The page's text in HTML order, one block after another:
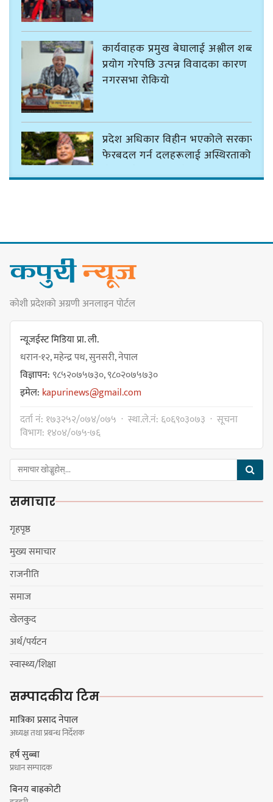
कार्यवाहक प्रमुख बेघालाई अश्लील शब्द
प्रयोग गरेपछि उत्पन्न विवादका कारण
नगरसभा रोकियो
प्रदेश अधिकार विहीन भएकोले सरकार
फेरबदल गर्न दलहरूलाई अस्थिरताको
कार्यसम्पादनमा पहिलो
धरान उपमहानगरपालिकाको नगरसभा
चुल्हो निभ्दा ब्युँझन सक्ने आक्रोश
चाम्लिङको चेतावनी
कोशी प्रदेशको अग्रणी अनलाइन पोर्टल
न्यूजईस्ट मिडिया प्रा. ली.
धरान-१२, महेन्द्र पथ, सुनसरी, नेपाल
विज्ञापन:९८५२०७५७३०, ९८०२०७५७३०
इमेल: kapurinews@gmail.com
दर्ता नं: १७३२५२/०७४/०७५ · स्था.ले.नं: ६०६९०३०७३ · सूचना
विभाग: १४०४/०७५-७६
समाचार
गृहपृष्ठ
मुख्य समाचार
राजनीति
समाज
खेलकुद
अर्थ/पर्यटन
स्वास्थ्य/शिक्षा
सम्पादकीय टिम
मात्रिका प्रसाद नेपाल
अध्यक्ष तथा प्रबन्ध निर्देशक
हर्ष सुब्बा
प्रधान सम्पादक
बिनय बाह्रकोटी